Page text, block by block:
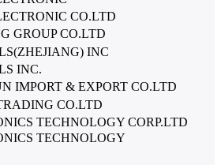
CO.LTD
GROUP CO.LTD
INC
INC.
IMPORT & EXPORT CO.LTD
CO.LTD
TECHNOLOGY CORP.LTD
TECHNOLOGY